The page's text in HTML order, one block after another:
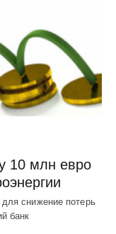
10 млн евро
снижение потерь
банк